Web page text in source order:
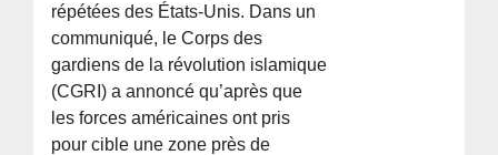
répétées des États-Unis. Dans un
communiqué, le Corps des
gardiens de la révolution islamique
(CGRI) a annoncé qu’après que
les forces américaines ont pris
pour cible une zone près de